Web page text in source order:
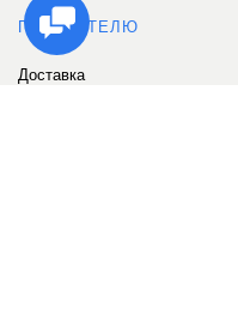
ПОКУПАТЕЛЮ
Доставка